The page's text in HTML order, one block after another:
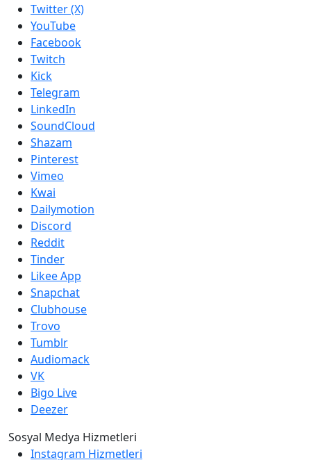
Twitter (X)
YouTube
Facebook
Twitch
Kick
Telegram
LinkedIn
SoundCloud
Shazam
Pinterest
Vimeo
Kwai
Dailymotion
Discord
Reddit
Tinder
Likee App
Snapchat
Clubhouse
Trovo
Tumblr
Audiomack
VK
Bigo Live
Deezer
Sosyal Medya Hizmetleri
Instagram Hizmetleri